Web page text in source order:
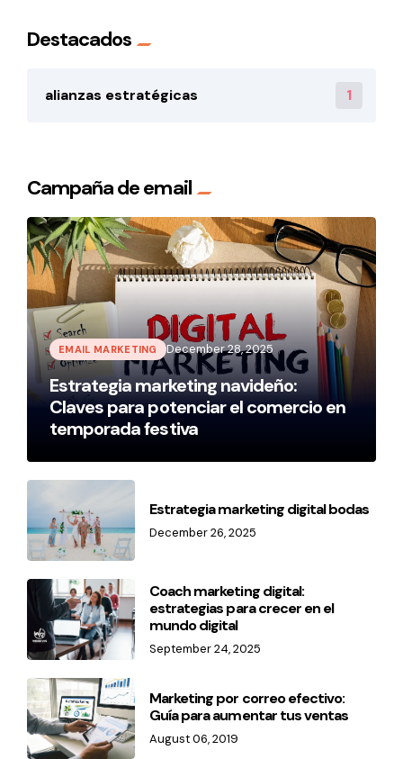
Destacados
alianzas estratégicas 1
Campaña de email
EMAIL MARKETING December 28, 2025
Estrategia marketing navideño:
Claves para potenciar el comercio en
temporada festiva
Estrategia marketing digital bodas
December 26, 2025
Coach marketing digital:
estrategias para crecer en el
mundo digital
September 24, 2025
Marketing por correo efectivo:
Guía para aumentar tus ventas
August 06, 2019